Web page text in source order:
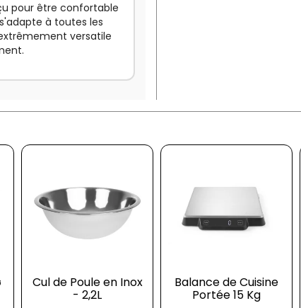
pour être confortable
à toutes les
versatile
Cul de Poule en Inox
- 2,2L
Balance de Cuisine
Portée 15 Kg